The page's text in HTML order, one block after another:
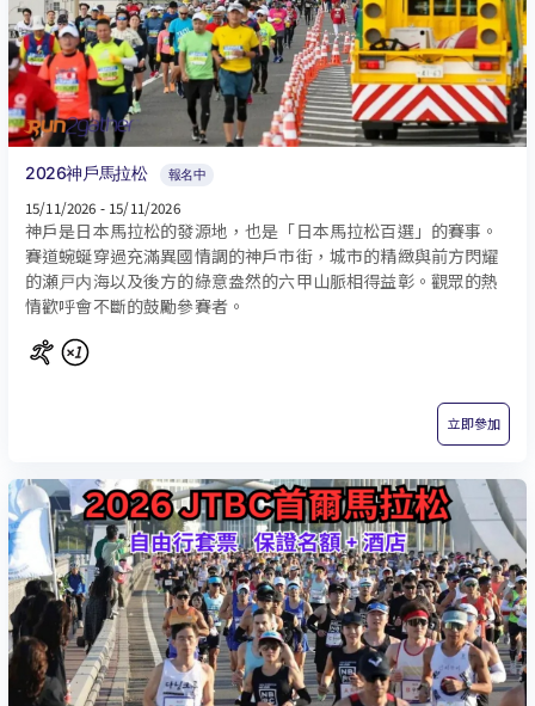
2026神戶馬拉松 報名中
15/11/2026 - 15/11/2026
神戶是日本馬拉松的發源地，也是「日本馬拉松百選」的賽事。
賽道蜿蜒穿過充滿異國情調的神戶市街，城市的精緻與前方閃耀
的瀬戸内海以及後方的綠意盎然的六甲山脈相得益彰。觀眾的熱
情歡呼會不斷的鼓勵參賽者。
立即參加